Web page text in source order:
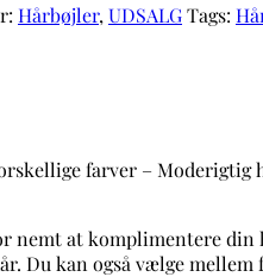
Hårbøjler, UDSALGTags:
farver –
nemt at komplimentere din
Du kan også vælge